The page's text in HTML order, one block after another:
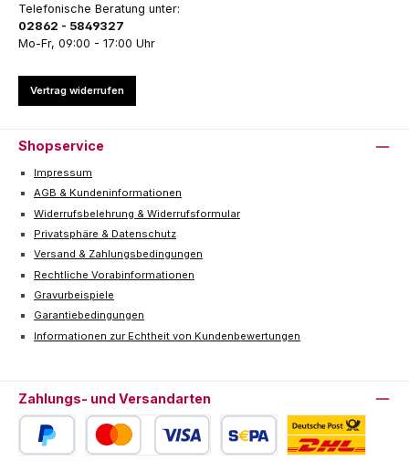
Telefonische Beratung unter:
02862 - 5849327
Mo-Fr, 09:00 - 17:00 Uhr
Vertrag widerrufen
Shopservice
Impressum
AGB & Kundeninformationen
Widerrufsbelehrung & Widerrufsformular
Privatsphäre & Datenschutz
Versand & Zahlungsbedingungen
Rechtliche Vorabinformationen
Gravurbeispiele
Garantiebedingungen
Informationen zur Echtheit von Kundenbewertungen
Zahlungs- und Versandarten